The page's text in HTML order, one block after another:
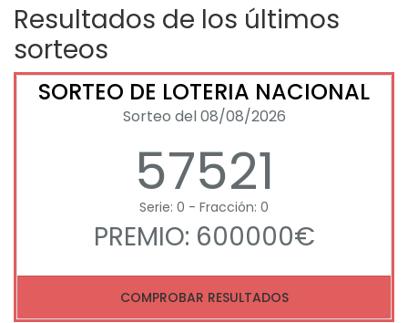
Resultados de los últimos
sorteos
SORTEO DE LOTERIA NACIONAL
Sorteo del 08/08/2026
57521
Serie: 0 - Fracción: 0
PREMIO: 600000€
COMPROBAR RESULTADOS